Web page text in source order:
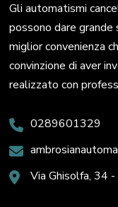
Gli automatismi
possono dare
miglior convenienza
convinzione di aver
realizzato con
0289601329
Via Ghisolfa, 34 -